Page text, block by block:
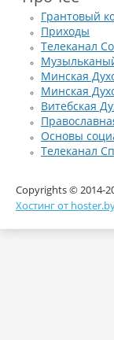
Грантовый
Приходы
Телеканал
Минская
Минская
Витебская
Основы
Телеканал
Copyrights © 2014-
Хостинг от